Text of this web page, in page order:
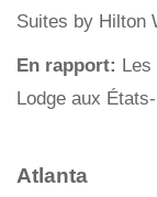
Suites by Hilton
En rapport: Les
Lodge aux
Atlanta